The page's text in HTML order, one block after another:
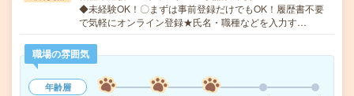
◆未経験OK！〇まずは事前登録だけでもOK！履歴書不要
で気軽にオンライン登録★氏名・職種などを入力す…
職場の雰囲気
年齢層